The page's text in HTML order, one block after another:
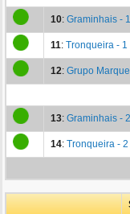
10: Graminhais - 1
11: Tronqueira - 1
12: Grupo
13: Graminhais - 2
14: Tronqueira - 2